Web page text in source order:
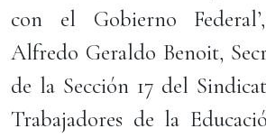
con el Gobierno
Alfredo Geraldo Benoit,
de la Sección 17 del
Trabajadores de la